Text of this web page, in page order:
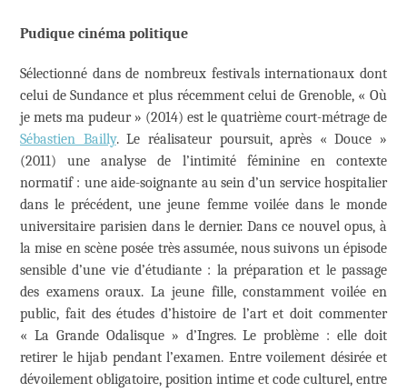
Pudique cinéma politique
Sélectionné dans de nombreux festivals internationaux dont
celui de Sundance et plus récemment celui de Grenoble, « Où
je mets ma pudeur » (2014) est le quatrième court-métrage de
Sébastien Bailly. Le réalisateur poursuit, après « Douce »
(2011) une analyse de l’intimité féminine en contexte
normatif : une aide-soignante au sein d’un service hospitalier
dans le précédent, une jeune femme voilée dans le monde
universitaire parisien dans le dernier. Dans ce nouvel opus, à
la mise en scène posée très assumée, nous suivons un épisode
sensible d’une vie d’étudiante : la préparation et le passage
des examens oraux. La jeune fille, constamment voilée en
public, fait des études d’histoire de l’art et doit commenter
« La Grande Odalisque » d’Ingres. Le problème : elle doit
retirer le hijab pendant l’examen. Entre voilement désirée et
dévoilement obligatoire, position intime et code culturel, entre